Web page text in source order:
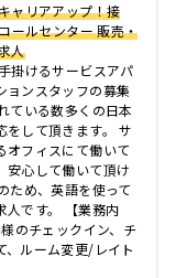
ャリアアップ！接
ールセンター 販売・
人
掛けるサービスアパ
ョンスタッフの募集
ている数多くの日本
をして頂きます。 サ
オフィスにて働いて
安心して働いて頂け
ため、英語を使って
人です。 【業務内
のチェックイン、チ
、ルーム変更/レイト